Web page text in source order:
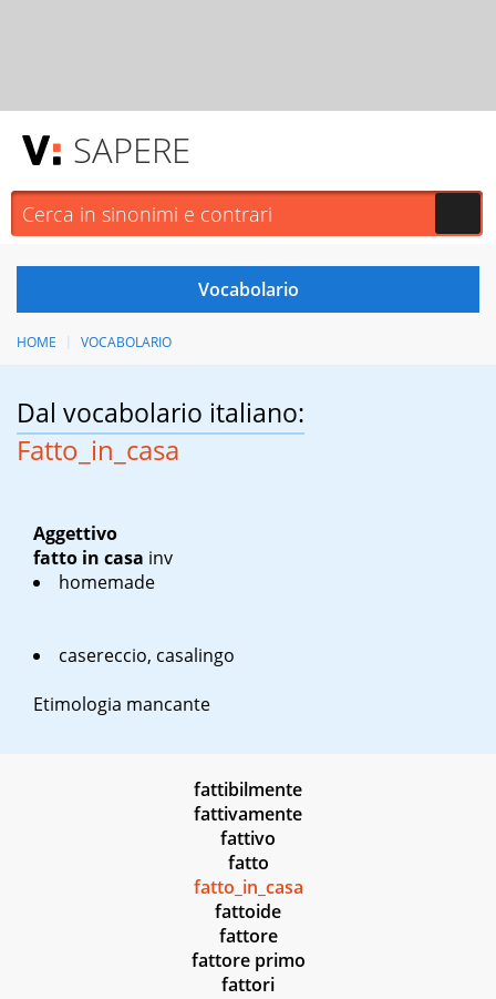
SAPERE
HOME VOCABOLARIO
Dal vocabolario italiano:
Fatto_in_casa
Aggettivo
fatto in casa inv
homemade
casereccio, casalingo
Etimologia mancante
fattibilmente
fattivamente
fattivo
fatto
fatto_in_casa
fattoide
fattore
fattore primo
fattori